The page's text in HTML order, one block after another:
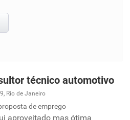
técnico automotivo
Rio de Janeiro
de emprego
aproveitado mas ótima